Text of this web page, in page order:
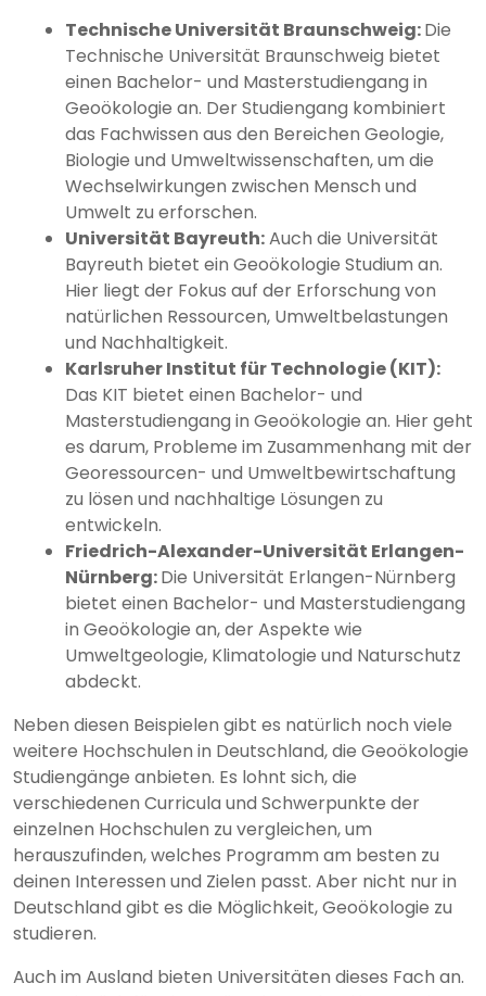
Technische Universität Braunschweig:Die
Technische Universität Braunschweig bietet
einen Bachelor- und Masterstudiengang in
Geoökologie an. Der Studiengang kombiniert
das Fachwissen aus den Bereichen Geologie,
Biologie und Umweltwissenschaften, um die
Wechselwirkungen zwischen Mensch und
Umwelt zu erforschen.
Universität Bayreuth:Auch die Universität
Bayreuth bietet ein Geoökologie Studium an.
Hier liegt der Fokus auf der Erforschung von
natürlichen Ressourcen, Umweltbelastungen
und Nachhaltigkeit.
Karlsruher Institut für Technologie (KIT):
Das KIT bietet einen Bachelor- und
Masterstudiengang in Geoökologie an. Hier geht
es darum, Probleme im Zusammenhang mit der
Georessourcen- und Umweltbewirtschaftung
zu lösen und nachhaltige Lösungen zu
entwickeln.
Friedrich-Alexander-Universität Erlangen-
Nürnberg:Die Universität Erlangen-Nürnberg
bietet einen Bachelor- und Masterstudiengang
in Geoökologie an, der Aspekte wie
Umweltgeologie, Klimatologie und Naturschutz
abdeckt.
Neben diesen Beispielen gibt es natürlich noch viele
weitere Hochschulen in Deutschland, die Geoökologie
Studiengänge anbieten. Es lohnt sich, die
verschiedenen Curricula und Schwerpunkte der
einzelnen Hochschulen zu vergleichen, um
herauszufinden, welches Programm am besten zu
deinen Interessen und Zielen passt. Aber nicht nur in
Deutschland gibt es die Möglichkeit, Geoökologie zu
studieren.
Auch im Ausland bieten Universitäten dieses Fach an.